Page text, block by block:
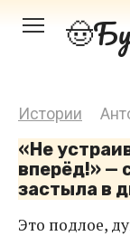
Перейти
Истории
«Не
вперёд!» —
застыла в
Это подлое,